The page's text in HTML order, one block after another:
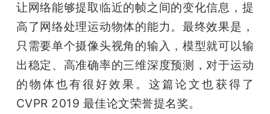
让网络能够提取临近的帧之间的变化信息，提
高了网络处理运动物体的能力。最终效果是，
只需要单个摄像头视角的输入，模型就可以输
出稳定、高准确率的三维深度预测，对于运动
的物体也有很好效果。这篇论文也获得了
CVPR 2019 最佳论文荣誉提名奖。